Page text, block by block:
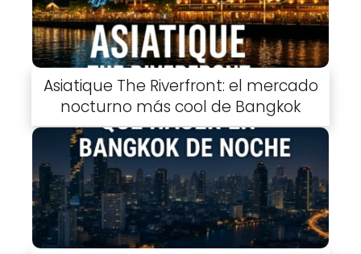
Asiatique The Riverfront: el mercado
nocturno más cool de Bangkok